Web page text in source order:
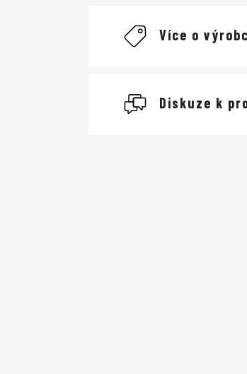
Diskuze k
Více o